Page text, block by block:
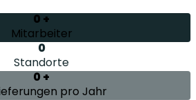
0 +
Mitarbeiter
0
Standorte
0 +
pro Jahr